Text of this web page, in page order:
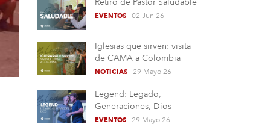
EVENTOS 02 Jun 26
Iglesias que sirven: visita
de CAMA a Colombia
NOTICIAS 29 Mayo 26
Legend: Legado,
Generaciones, Dios
EVENTOS 29 Mayo 26